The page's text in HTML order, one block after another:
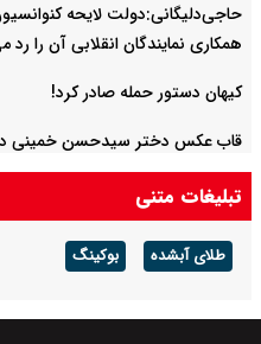
حاجی‌دلیگانی:دولت لایحه
همکاری نمایندگان انقلابی آن را رد
کیهان دستور حمله صادر کرد!
قاب عکس دختر سیدحسن خمینی
تبلیغات متنی
طلای آبشده بوکینگ